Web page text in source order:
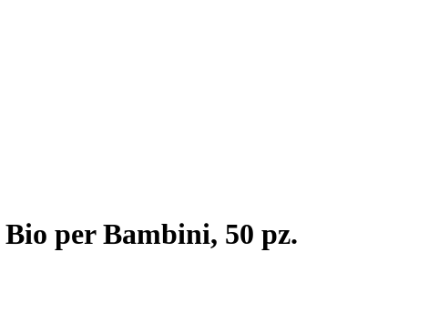
per Bambini, 50 pz.